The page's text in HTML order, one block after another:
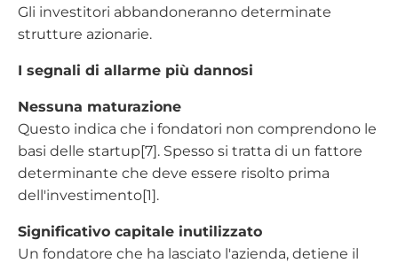
Gli investitori abbandoneranno determinate
strutture azionarie.
I segnali di allarme più dannosi
Nessuna maturazione
Questo indica che i fondatori non comprendono le
basi delle startup[7]. Spesso si tratta di un fattore
determinante che deve essere risolto prima
dell'investimento[1].
Significativo capitale inutilizzato
Un fondatore che ha lasciato l'azienda, detiene il